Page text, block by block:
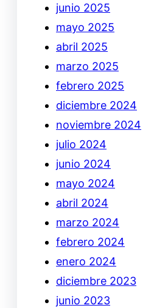
junio 2025
mayo 2025
abril 2025
marzo 2025
febrero 2025
diciembre 2024
noviembre 2024
julio 2024
junio 2024
mayo 2024
abril 2024
marzo 2024
febrero 2024
enero 2024
diciembre 2023
junio 2023